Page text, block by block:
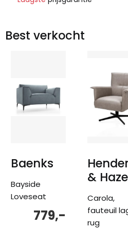
Best verkocht
Baenks
Bayside
Loveseat
779,-
&
Carola,
fauteuil
rug